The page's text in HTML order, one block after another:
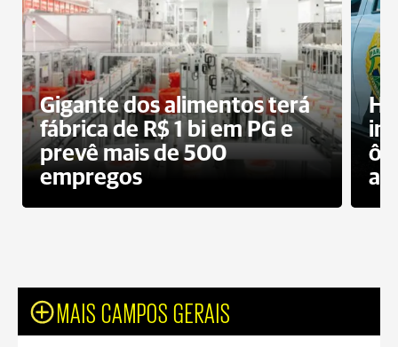
Gigante dos alimentos terá
fábrica de R$ 1 bi em PG e
prevê mais de 500
empregos
MAIS CAMPOS GERAIS